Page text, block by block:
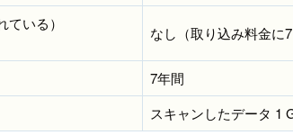
いる）
なし（取り込み料金に
7年間
スキャンしたデータ 1